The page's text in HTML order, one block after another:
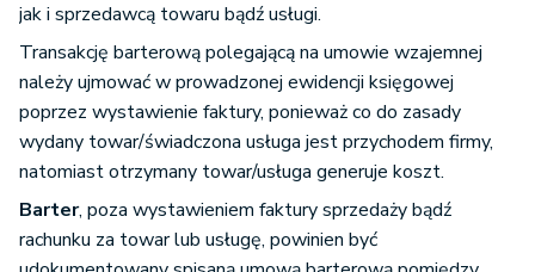
jak i sprzedawcą towaru bądź usługi.
Transakcję barterową polegającą na umowie wzajemnej
należy ujmować w prowadzonej ewidencji księgowej
poprzez wystawienie faktury, ponieważ co do zasady
wydany towar/świadczona usługa jest przychodem firmy,
natomiast otrzymany towar/usługa generuje koszt.
Barter, poza wystawieniem faktury sprzedaży bądź
rachunku za towar lub usługę, powinien być